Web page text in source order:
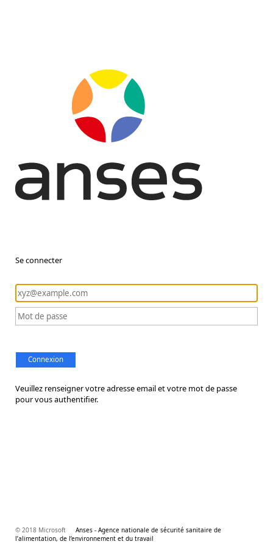
Se connecter
Connexion
Veuillez renseigner votre adresse email et votre mot de passe
pour vous authentifier.
© 2018 Microsoft
Anses - Agence nationale de sécurité sanitaire de
l’alimentation, de l’environnement et du travail